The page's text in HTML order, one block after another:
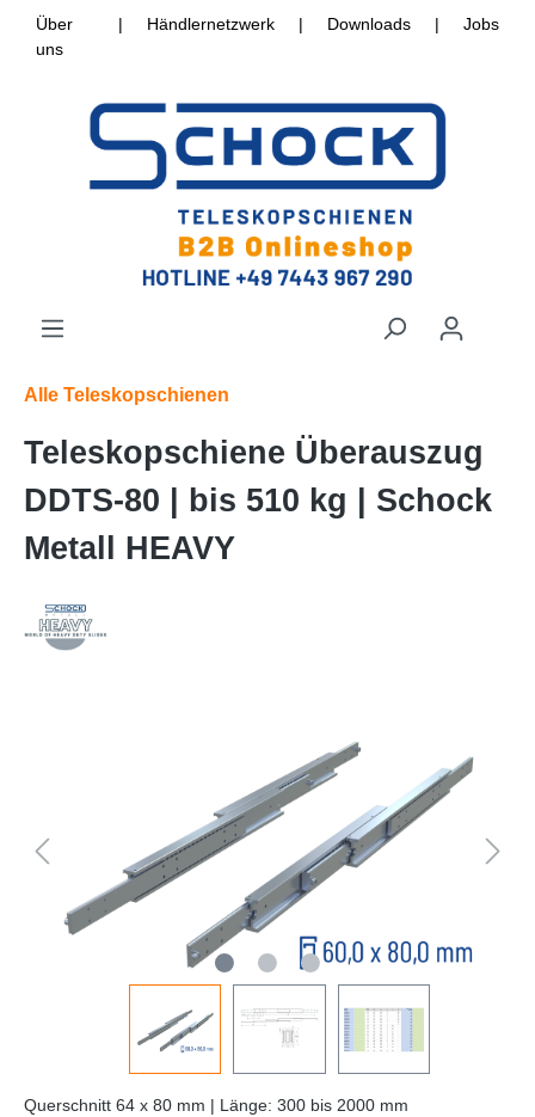
Über
uns
| Händlernetzwerk | Downloads | Jobs
Alle Teleskopschienen
Teleskopschiene Überauszug
DDTS-80 | bis 510 kg | Schock
Metall HEAVY
Querschnitt 64 x 80 mm | Länge: 300 bis 2000 mm